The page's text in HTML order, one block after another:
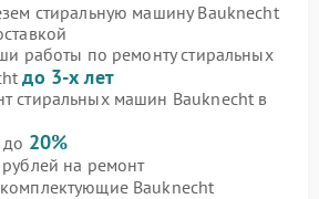
стиральную машину Bauknecht
работы по ремонту стиральных
до 3-х лет
стиральных машин Bauknecht в
20%
на ремонт
Bauknecht